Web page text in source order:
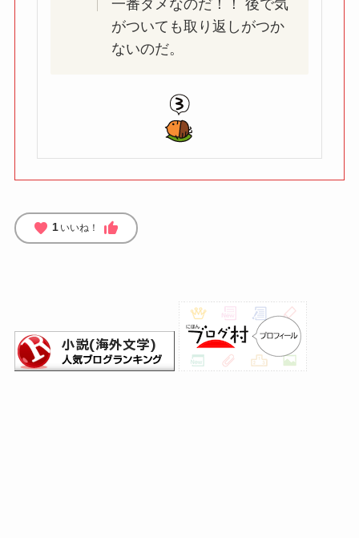
一番ダメなのだ！！ 後で気
がついても取り返しがつか
ないのだ。
favorite 1 いいね！ thumb_up